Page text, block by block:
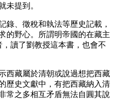
未提到。
錄、徵稅和執法等歷史記載，
的野心。所謂明帝國的在藏主
讀了劉教授這本書，也會不
西藏屬於清朝或說過想把西藏
歷史文獻中，有把西藏納入清
常之多相互矛盾無法自圓其說